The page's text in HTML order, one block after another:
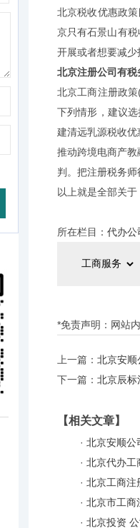
北京税收优惠政
京只有石景山有
开展或者想要减
北京注册公司有
北京工商注册政
下列情形，建议
建清远乳源税收
推动跨境电商产
判。把注册税务
以上就是全部关
所在栏目： 代办公
*免责声明：网站
上一篇： 北京安顺
下一篇： 北京辰标
【相关文章】
· 北京安顺公
· 北京代办工
· 北京工商注
· 北京市工商
· 北京投资